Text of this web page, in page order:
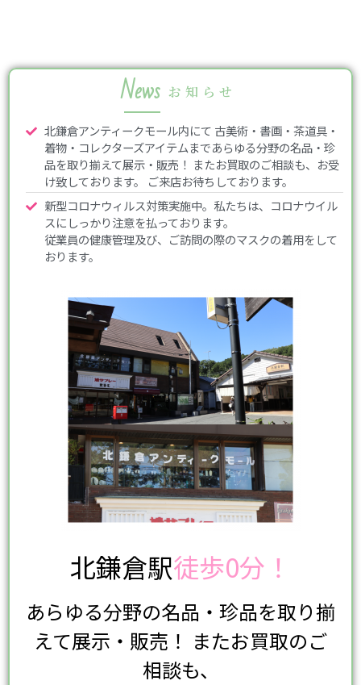
News お知らせ
北鎌倉アンティークモール内にて 古美術・書画・茶道具・
着物・コレクターズアイテムまであらゆる分野の名品・珍
品を取り揃えて展示・販売！ またお買取のご相談も、お受
け致しております。 ご来店お待ちしております。
新型コロナウィルス対策実施中。私たちは、コロナウイル
スにしっかり注意を払っております。
従業員の健康管理及び、ご訪問の際のマスクの着用をして
おります。
北鎌倉駅徒歩0分！
あらゆる分野の名品・珍品を取り揃
えて展示・販売！ またお買取のご
相談も、